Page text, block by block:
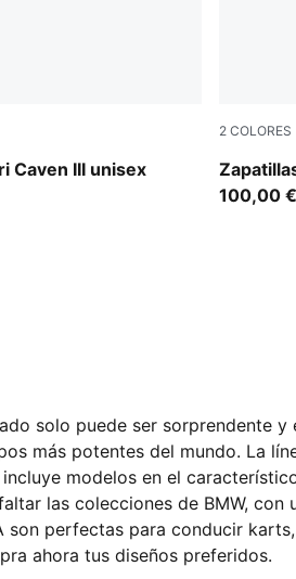
Caven III unisex
Corsa
2 COLORES
PUMA
100,00 €
solo puede ser sorprendente
más potentes del mundo. La
modelos en el
las colecciones de BMW,
perfectas para conducir
ahora tus diseños preferidos.